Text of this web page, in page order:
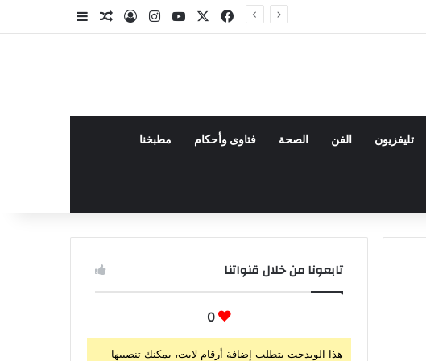
فيسبوك ‫YouTube
انستقرامتسجيل الدخول
مقال عشوائي
إضافة عمود
تليفزيون الفن الصحة فتاوى وأحكام مطبخنا
تابعونا من خلال قنواتنا
0
هذا الويدجت يتطلب إضافة أرقام لايت، يمكنك تنصيبها